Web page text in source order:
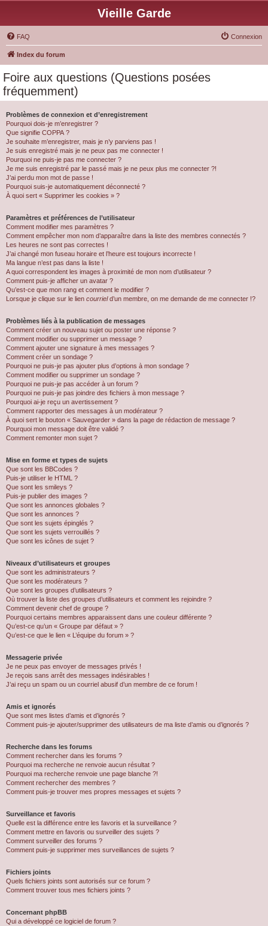
Vieille Garde
FAQ Connexion
Index du forum
Foire aux questions (Questions posées
fréquemment)
Problèmes de connexion et d’enregistrement
Pourquoi dois-je m’enregistrer ?
Que signifie COPPA ?
Je souhaite m’enregistrer, mais je n’y parviens pas !
Je suis enregistré mais je ne peux pas me connecter !
Pourquoi ne puis-je pas me connecter ?
Je me suis enregistré par le passé mais je ne peux plus me connecter ?!
J’ai perdu mon mot de passe !
Pourquoi suis-je automatiquement déconnecté ?
À quoi sert « Supprimer les cookies » ?
Paramètres et préférences de l’utilisateur
Comment modifier mes paramètres ?
Comment empêcher mon nom d’apparaître dans la liste des membres connectés ?
Les heures ne sont pas correctes !
J’ai changé mon fuseau horaire et l’heure est toujours incorrecte !
Ma langue n’est pas dans la liste !
A quoi correspondent les images à proximité de mon nom d’utilisateur ?
Comment puis-je afficher un avatar ?
Qu’est-ce que mon rang et comment le modifier ?
Lorsque je clique sur le lien courrield’un membre, on me demande de me connecter !?
Problèmes liés à la publication de messages
Comment créer un nouveau sujet ou poster une réponse ?
Comment modifier ou supprimer un message ?
Comment ajouter une signature à mes messages ?
Comment créer un sondage ?
Pourquoi ne puis-je pas ajouter plus d’options à mon sondage ?
Comment modifier ou supprimer un sondage ?
Pourquoi ne puis-je pas accéder à un forum ?
Pourquoi ne puis-je pas joindre des fichiers à mon message ?
Pourquoi ai-je reçu un avertissement ?
Comment rapporter des messages à un modérateur ?
À quoi sert le bouton « Sauvegarder » dans la page de rédaction de message ?
Pourquoi mon message doit être validé ?
Comment remonter mon sujet ?
Mise en forme et types de sujets
Que sont les BBCodes ?
Puis-je utiliser le HTML ?
Que sont les smileys ?
Puis-je publier des images ?
Que sont les annonces globales ?
Que sont les annonces ?
Que sont les sujets épinglés ?
Que sont les sujets verrouillés ?
Que sont les icônes de sujet ?
Niveaux d’utilisateurs et groupes
Que sont les administrateurs ?
Que sont les modérateurs ?
Que sont les groupes d’utilisateurs ?
Où trouver la liste des groupes d’utilisateurs et comment les rejoindre ?
Comment devenir chef de groupe ?
Pourquoi certains membres apparaissent dans une couleur différente ?
Qu’est-ce qu’un « Groupe par défaut » ?
Qu’est-ce que le lien « L’équipe du forum » ?
Messagerie privée
Je ne peux pas envoyer de messages privés !
Je reçois sans arrêt des messages indésirables !
J’ai reçu un spam ou un courriel abusif d’un membre de ce forum !
Amis et ignorés
Que sont mes listes d’amis et d’ignorés ?
Comment puis-je ajouter/supprimer des utilisateurs de ma liste d’amis ou d’ignorés ?
Recherche dans les forums
Comment rechercher dans les forums ?
Pourquoi ma recherche ne renvoie aucun résultat ?
Pourquoi ma recherche renvoie une page blanche ?!
Comment rechercher des membres ?
Comment puis-je trouver mes propres messages et sujets ?
Surveillance et favoris
Quelle est la différence entre les favoris et la surveillance ?
Comment mettre en favoris ou surveiller des sujets ?
Comment surveiller des forums ?
Comment puis-je supprimer mes surveillances de sujets ?
Fichiers joints
Quels fichiers joints sont autorisés sur ce forum ?
Comment trouver tous mes fichiers joints ?
Concernant phpBB
Qui a développé ce logiciel de forum ?